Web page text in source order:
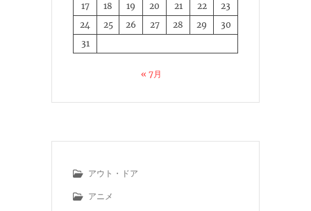
17
18 19 20 21 22
23
24
25 26 27 28 29
30
31
« 7月
アウト・ドア
アニメ